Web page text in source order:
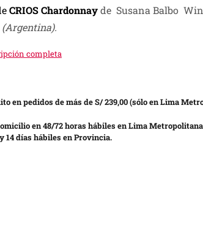
CRIOS Chardonnayde Susana Balbo
(Argentina).
completa
en pedidos de más de S/ 239,00 (sólo en Lima
en 48/72 horas hábiles en Lima
14 días hábiles en Provincia.